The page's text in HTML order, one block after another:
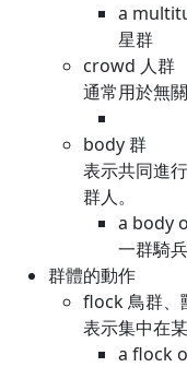
a
星群
crowd 人群
通常用於無
body 群
表示共同進
群人。
a body
一群騎
群體的動作
flock 鳥群、
表示集中在
a flock